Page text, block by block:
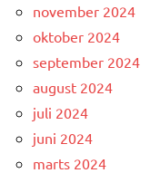
november 2024
oktober 2024
september 2024
august 2024
juli 2024
juni 2024
marts 2024